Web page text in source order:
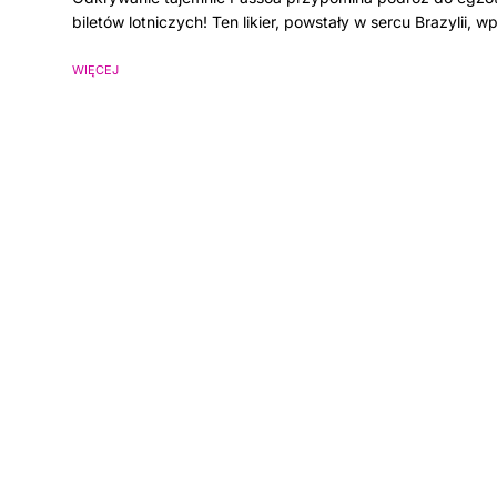
biletów lotniczych! Ten likier, powstały w sercu Brazylii,
WIĘCEJ